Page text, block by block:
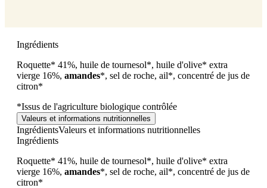
Ingrédients
Roquette* 41%, huile de tournesol*, huile d'olive* extra
vierge 16%, amandes*, sel de roche, ail*, concentré de jus de
citron*
*Issus de l'agriculture biologique contrôlée
Valeurs et informations nutritionnelles
IngrédientsValeurs et informations nutritionnelles
Ingrédients
Roquette* 41%, huile de tournesol*, huile d'olive* extra
vierge 16%, amandes*, sel de roche, ail*, concentré de jus de
citron*